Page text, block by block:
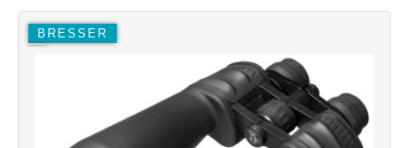
BRESSER